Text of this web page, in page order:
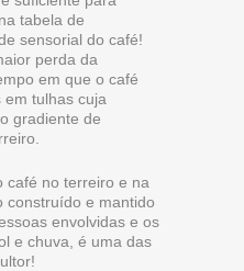
tabela de
sensorial do café!
perda da
em que o café
tulhas cuja
gradiente de
café no terreiro e na
construído e mantido
envolvidas e os
e chuva, é uma das